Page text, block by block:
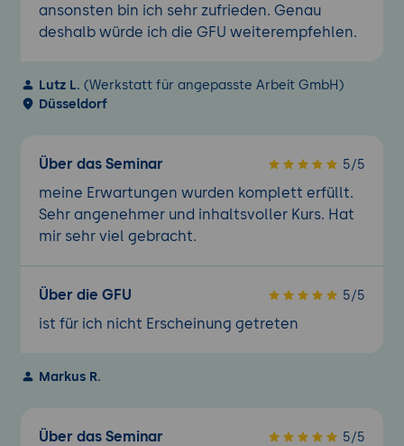
ansonsten bin ich sehr zufrieden. Genau
deshalb würde ich die GFU weiterempfehlen.
Lutz L. (Werkstatt für angepasste Arbeit GmbH)
Düsseldorf
Über das Seminar 5/5
meine Erwartungen wurden komplett erfüllt.
Sehr angenehmer und inhaltsvoller Kurs. Hat
mir sehr viel gebracht.
Über die GFU 5/5
ist für ich nicht Erscheinung getreten
Markus R.
Über das Seminar 5/5